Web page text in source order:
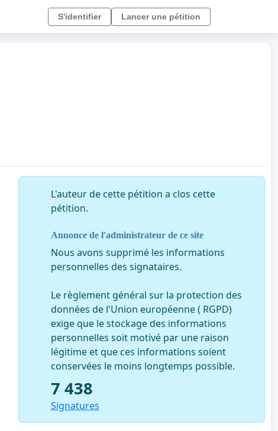
S'identifier Lancer une pétition
L'auteur de cette pétition a clos cette
pétition.
Annonce de l'administrateur de ce site
Nous avons supprimé les informations
personnelles des signataires.
Le règlement général sur la protection des
données de l'Union européenne ( RGPD)
exige que le stockage des informations
personnelles soit motivé par une raison
légitime et que ces informations soient
conservées le moins longtemps possible.
7 438
Signatures